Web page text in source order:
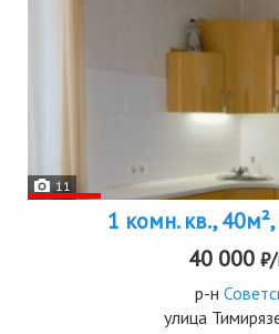
11
1 комн. кв.,
40 000
р-н
улица